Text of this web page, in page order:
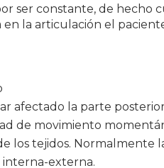
ser constante, de
en la articulación el
afectado la parte
de movimiento
los tejidos. Normalmente
externa.